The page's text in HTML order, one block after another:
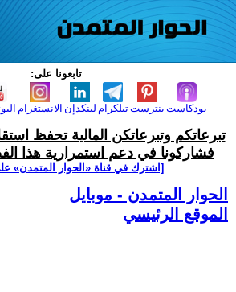
تابعونا على:
الانستغرام لينكدإن تيلكرامبنترست بودكاست
تبرعاتكم وتبرعاتكن المالية تحفظ
فشاركونا في دعم استمرارية هذا
[اشترك في قناة ‫«الحوار المتمدن»
الحوار المتمدن - موبايل
الموقع الرئيسي